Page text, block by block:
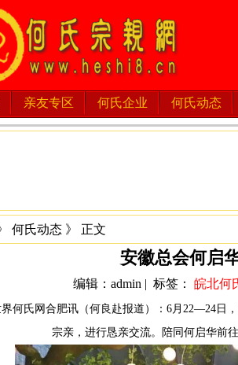
亲友专区 何氏企业 何氏动态
何氏动态 》 正文
安徽总会何启
编辑：admin | 标签： 皖北何
何氏网合肥讯（何良赴报道）：6月22—24日
宗亲，进行恳亲交流。陪同何启华前